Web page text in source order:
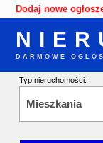
Dodaj nowe
DARMOWE
Typ nieruchomości: